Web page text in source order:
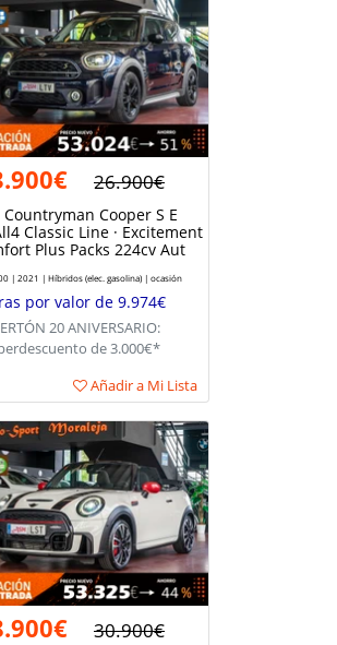
26.900€
Countryman Cooper S E
Classic Line · Excitement
Plus Packs 224cv Aut
| 2021 | Híbridos (elec. gasolina) | ocasión
por valor de 9.974€
20 ANIVERSARIO:
de 3.000€*
Añadir a Mi Lista
30.900€